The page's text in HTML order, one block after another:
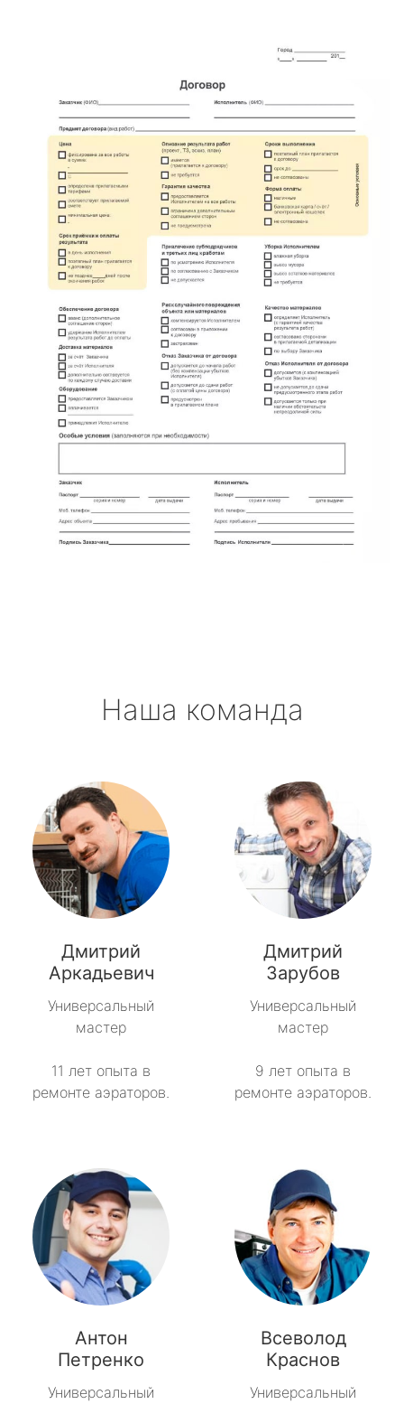
Наша команда
Дмитрий
Аркадьевич
Универсальный
мастер
11 лет опыта в
ремонте аэраторов.
Дмитрий
Зарубов
Универсальный
мастер
9 лет опыта в
ремонте аэраторов.
Антон
Петренко
Универсальный
Всеволод
Краснов
Универсальный